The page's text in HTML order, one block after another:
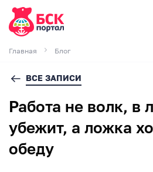
Главная Блог
ВСЕ ЗАПИСИ
Работа не волк, в
убежит, а ложка
обеду